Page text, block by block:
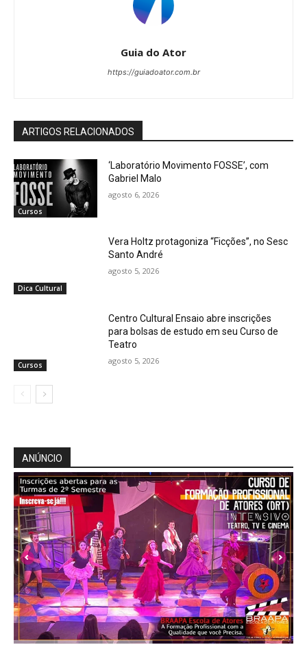
Guia do Ator
https://guiadoator.com.br
ARTIGOS RELACIONADOS
Cursos
‘Laboratório Movimento FOSSE’, com
Gabriel Malo
agosto 6, 2026
Dica Cultural
Vera Holtz protagoniza “Ficções”, no Sesc
Santo André
agosto 5, 2026
Cursos
Centro Cultural Ensaio abre inscrições
para bolsas de estudo em seu Curso de
Teatro
agosto 5, 2026
ANÚNCIO